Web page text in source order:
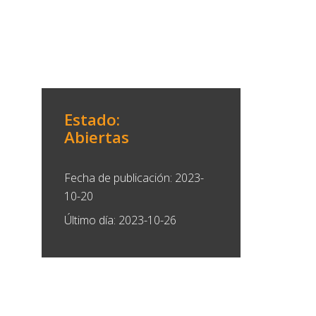
Estado:
Abiertas
Fecha de publicación: 2023-
10-20
Último día: 2023-10-26